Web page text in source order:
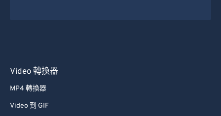
Video 轉換器
MP4 轉換器
Video 到 GIF